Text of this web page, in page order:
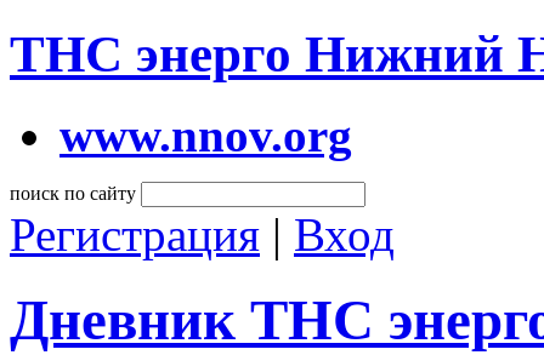
ТНС энерго Нижний
www.nnov.org
поиск по сайту
Регистрация | Вход
Дневник ТНС